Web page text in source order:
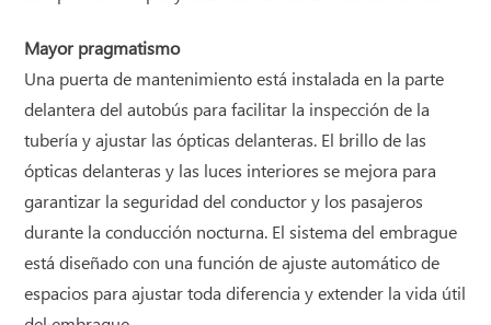
Mayor pragmatismo
Una puerta de mantenimiento está instalada en la parte
delantera del autobús para facilitar la inspección de la
tubería y ajustar las ópticas delanteras. El brillo de las
ópticas delanteras y las luces interiores se mejora para
garantizar la seguridad del conductor y los pasajeros
durante la conducción nocturna. El sistema del embrague
está diseñado con una función de ajuste automático de
espacios para ajustar toda diferencia y extender la vida útil